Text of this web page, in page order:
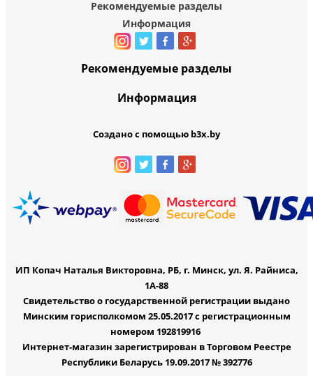
Рекомендуемые разделы
Информация
Рекомендуемые разделы
Информация
Создано с помощью b3x.by
ИП Копач Наталья Викторовна, РБ, г. Минск, ул. Я. Райниса,
1А-88
Свидетельство о государственной регистрации выдано
Минским горисполкомом 25.05.2017 с регистрационным
номером 192819916
Интернет-магазин зарегистрирован в Торговом Реестре
Республики Беларусь 19.09.2017 № 392776